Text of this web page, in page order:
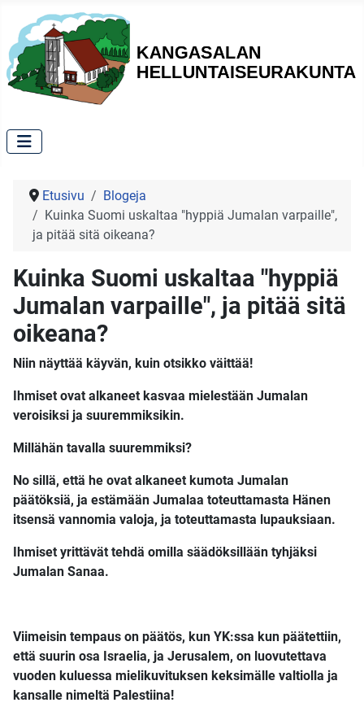
Etusivu
Blogeja
Kuinka Suomi uskaltaa "hyppiä Jumalan varpaille",
ja pitää sitä oikeana?
Kuinka Suomi uskaltaa "hyppiä
Jumalan varpaille", ja pitää sitä
oikeana?
Niin näyttää käyvän, kuin otsikko väittää!
Ihmiset ovat alkaneet kasvaa mielestään Jumalan
veroisiksi ja suuremmiksikin.
Millähän tavalla suuremmiksi?
No sillä, että he ovat alkaneet kumota Jumalan
päätöksiä, ja estämään Jumalaa toteuttamasta Hänen
itsensä vannomia valoja, ja toteuttamasta lupauksiaan.
Ihmiset yrittävät tehdä omilla säädöksillään tyhjäksi
Jumalan Sanaa.
Viimeisin tempaus on päätös, kun YK:ssa kun päätettiin,
että suurin osa Israelia, ja Jerusalem, on luovutettava
vuoden kuluessa mielikuvituksen keksimälle valtiolla ja
kansalle nimeltä Palestiina!